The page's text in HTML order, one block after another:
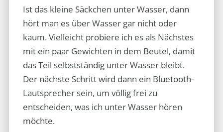
Ist das kleine Säckchen unter Wasser, dann
hört man es über Wasser gar nicht oder
kaum. Vielleicht probiere ich es als Nächstes
mit ein paar Gewichten in dem Beutel, damit
das Teil selbstständig unter Wasser bleibt.
Der nächste Schritt wird dann ein Bluetooth-
Lautsprecher sein, um völlig frei zu
entscheiden, was ich unter Wasser hören
möchte.